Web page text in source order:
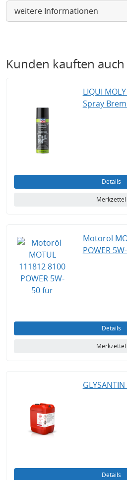
weitere Informationen
Kunden kauften auch
LIQUI
Spray
Details
Merkzettel
Motoröl
POWER
Details
Merkzettel
Details